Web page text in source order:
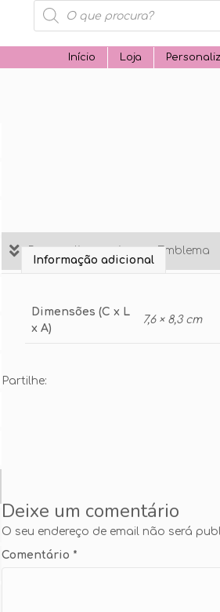
Products
search
Início Loja
Personalize aqui o seu Emblema
Informação adicional
Dimensões (C x L
x A)
7,6 × 8,3 cm
Partilhe:
Deixe um comentário
O seu endereço de email não será
Comentário *